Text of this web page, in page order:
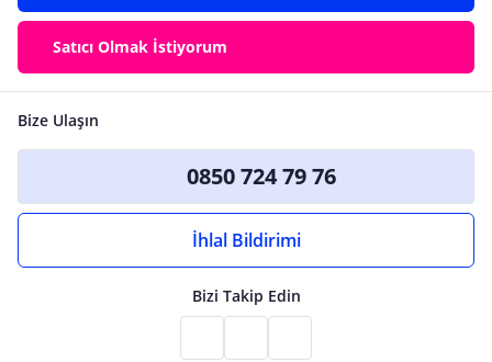
Satıcı Olmak İstiyorum
Bize Ulaşın
0850 724 79 76
İhlal Bildirimi
Bizi Takip Edin